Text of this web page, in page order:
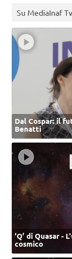
Su MediaInaf Tv
Dal Cospar: il
Benatti
‘Q’ di Quasar
cosmico